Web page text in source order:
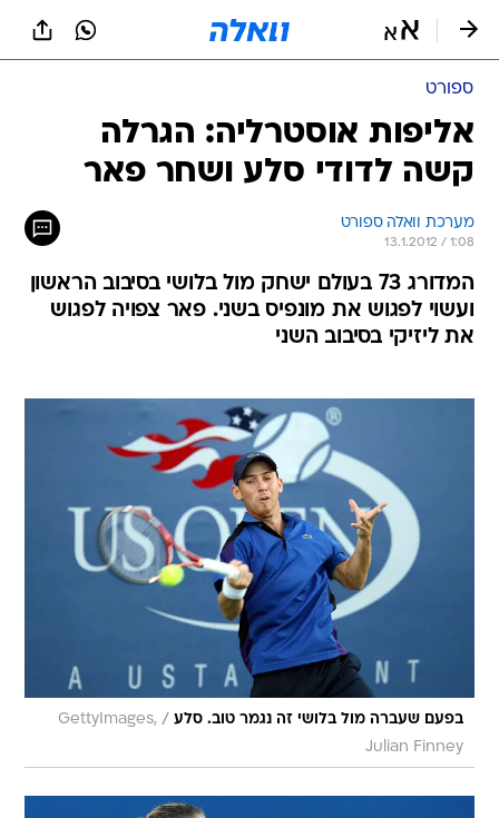
ספורט
אליפות אוסטרליה: הגרלה
קשה לדודי סלע ושחר פאר
מערכת וואלה ספורט
13.1.2012 / 1:08
המדורג 73 בעולם ישחק מול בלושי בסיבוב הראשון
ועשוי לפגוש את מונפיס בשני. פאר צפויה לפגוש
את ליזיקי בסיבוב השני
בפעם שעברה מול בלושי זה נגמר טוב. סלע /
GettyImages,
Julian Finney